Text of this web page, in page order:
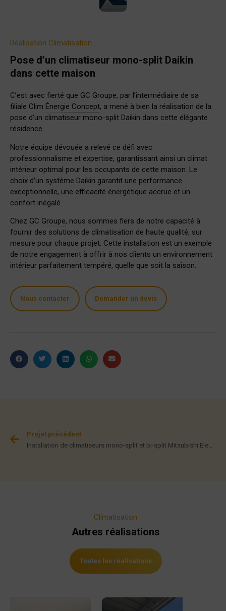
Réalisation Climatisation
Pose d’un climatiseur mono-split Daikin
dans cette maison
C’est avec fierté que GC Groupe, par l’intermédiaire de sa
filiale Clim Énergie Concept, a mené à bien la réalisation de la
pose d’un climatiseur mono-split Daikin dans cette élégante
résidence.
Notre équipe dévouée a relevé ce défi avec
professionnalisme et expertise, garantissant ainsi un climat
intérieur optimal pour les occupants de cette maison. Le
choix d’un système Daikin garantit une performance
exceptionnelle, une efficacité énergétique accrue et un
confort inégalé.
Chez GC Groupe, nous sommes fiers de notre capacité à
fournir des solutions de climatisation de haute qualité, sur
mesure pour chaque projet. Cette installation est un exemple
de notre engagement à offrir à nos clients un environnement
intérieur parfaitement tempéré, quelle que soit la saison.
Nous contacter Demander un devis
Projet précédent
Climatisation
Autres réalisations
Toutes les réalisations